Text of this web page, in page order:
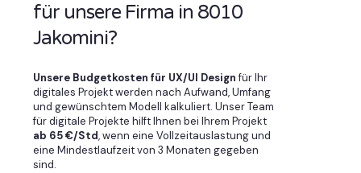
für unsere Firma in 8010
Jakomini?
Unsere Budgetkosten für UX/UI Designfür Ihr
digitales Projekt werden nach Aufwand, Umfang
und gewünschtem Modell kalkuliert. Unser Team
für digitale Projekte hilft Ihnen bei Ihrem Projekt
ab 65 €/Std, wenn eine Vollzeitauslastung und
eine Mindestlaufzeit von 3 Monaten gegeben
sind.